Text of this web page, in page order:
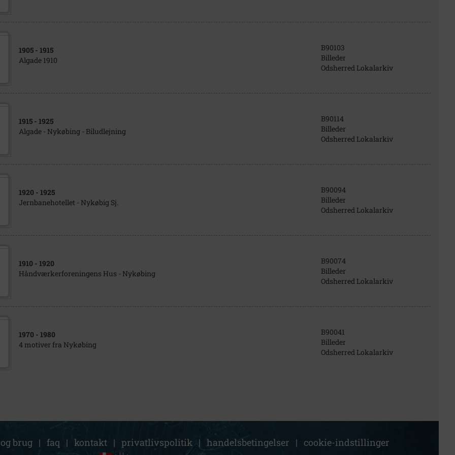
1905 - 1915
Algade 1910
B90103
Billeder
Odsherred Lokalarkiv
1915 - 1925
Algade - Nykøbing - Biludlejning
B90114
Billeder
Odsherred Lokalarkiv
1920 - 1925
Jernbanehotellet - Nykøbig Sj.
B90094
Billeder
Odsherred Lokalarkiv
1910 - 1920
Håndværkerforeningens Hus - Nykøbing
B90074
Billeder
Odsherred Lokalarkiv
1970 - 1980
4 motiver fra Nykøbing
B90041
Billeder
Odsherred Lokalarkiv
brug | faq | kontakt | privatlivspolitik | handelsbetingelser | cookie-indstillinger